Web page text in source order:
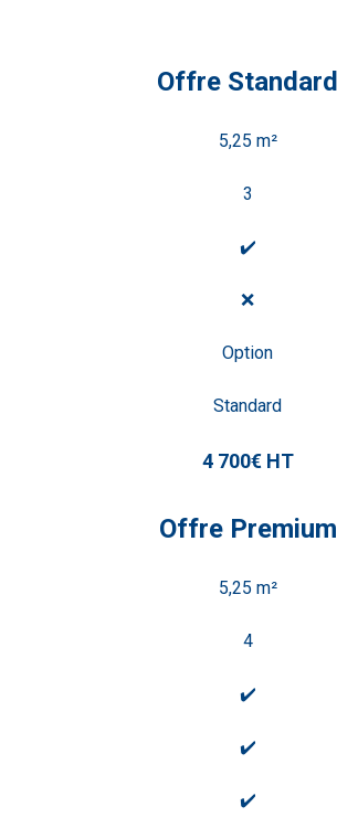
Offre Standard
5,25 m²
3
✔️
❌
Option
Standard
4 700€ HT
Offre Premium
5,25 m²
4
✔️
✔️
✔️